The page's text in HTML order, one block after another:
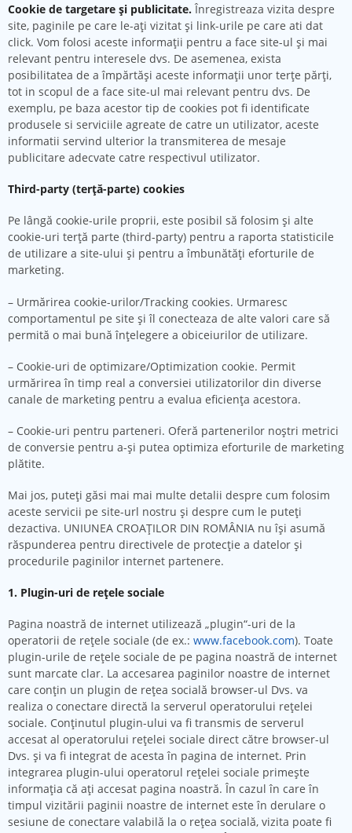
Cookie de targetare și publicitate. Înregistreaza vizita despre
site, paginile pe care le-ați vizitat și link-urile pe care ati dat
click. Vom folosi aceste informații pentru a face site-ul și mai
relevant pentru interesele dvs. De asemenea, exista
posibilitatea de a împărtăși aceste informații unor terțe părți,
tot in scopul de a face site-ul mai relevant pentru dvs. De
exemplu, pe baza acestor tip de cookies pot fi identificate
produsele si serviciile agreate de catre un utilizator, aceste
informatii servind ulterior la transmiterea de mesaje
publicitare adecvate catre respectivul utilizator.
Third-party (terță-parte) cookies
Pe lângă cookie-urile proprii, este posibil să folosim și alte
cookie-uri terță parte (third-party) pentru a raporta statisticile
de utilizare a site-ului și pentru a îmbunătăți eforturile de
marketing.
– Urmărirea cookie-urilor/Tracking cookies. Urmaresc
comportamentul pe site și îl conecteaza de alte valori care să
permită o mai bună înțelegere a obiceiurilor de utilizare.
– Cookie-uri de optimizare/Optimization cookie. Permit
urmărirea în timp real a conversiei utilizatorilor din diverse
canale de marketing pentru a evalua eficiența acestora.
– Cookie-uri pentru parteneri. Oferă partenerilor noștri metrici
de conversie pentru a-și putea optimiza eforturile de marketing
plătite.
Mai jos, puteți găsi mai mai multe detalii despre cum folosim
aceste servicii pe site-url nostru și despre cum le puteți
dezactiva. UNIUNEA CROAȚILOR DIN ROMÂNIA nu îşi asumă
răspunderea pentru directivele de protecţie a datelor şi
procedurile paginilor internet partenere.
1. Plugin-uri de reţele sociale
Pagina noastră de internet utilizează „plugin“-uri de la
operatorii de reţele sociale (de ex.: www.facebook.com). Toate
plugin-urile de reţele sociale de pe pagina noastră de internet
sunt marcate clar. La accesarea paginilor noastre de internet
care conţin un plugin de reţea socială browser-ul Dvs. va
realiza o conectare directă la serverul operatorului reţelei
sociale. Conţinutul plugin-ului va fi transmis de serverul
accesat al operatorului reţelei sociale direct către browser-ul
Dvs. şi va fi integrat de acesta în pagina de internet. Prin
integrarea plugin-ului operatorul reţelei sociale primeşte
informaţia că aţi accesat pagina noastră. În cazul în care în
timpul vizitării paginii noastre de internet este în derulare o
sesiune de conectare valabilă la o reţea socială, vizita poate fi